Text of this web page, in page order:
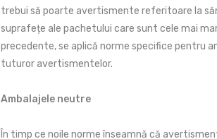
trebui să poarte avertismente referitoare la
suprafețe ale pachetului care sunt cele mai
precedente, se aplică norme specifice pentru
tuturor avertismentelor.
Ambalajele neutre
În timp ce noile norme înseamnă că